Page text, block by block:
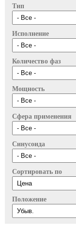
Тип
Исполнение
Количество фаз
Мощность
Сфера применения
Синусоида
Сортировать по
Положение